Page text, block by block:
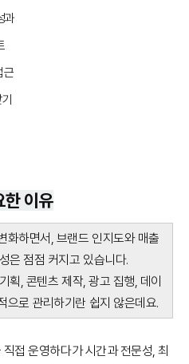
과
근
한 이유
화하면서, 브랜드 인지도와 매출
은 점점 커지고 있습니다.
획, 콘텐츠 제작, 광고 집행, 데이
으로 관리하기란 쉽지 않은데요.
접 운영하다가 시간과 전문성, 최